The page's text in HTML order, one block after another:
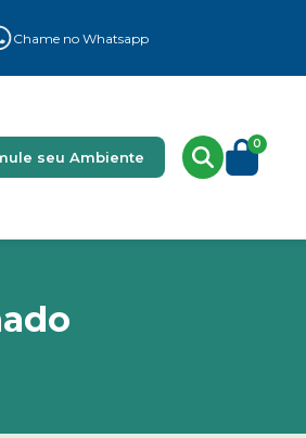
Chame no Whatsapp
seu Ambiente
0